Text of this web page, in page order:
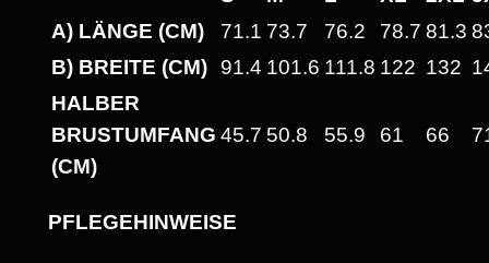
T
H
R
T
A) LÄNGE (CM)
71.1 73.7 76.2 78.7 81.3
B) BREITE (CM)
91.4 101.6 111.8 122 132
HALBER
BRUSTUMFANG
(CM)
45.7 50.8 55.9 61 66
PFLEGEHINWEISE